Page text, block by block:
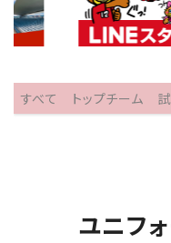
すべて トップチーム
ユニフ